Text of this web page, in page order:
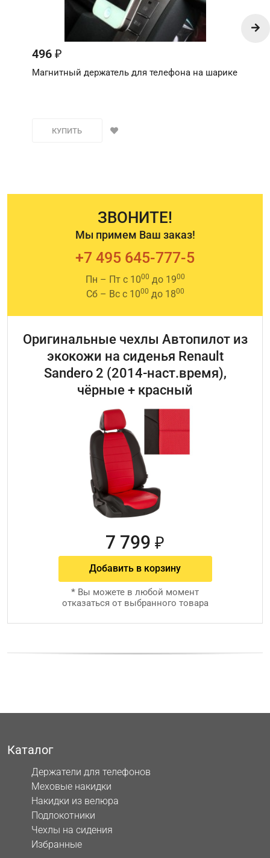
496 ₽
Магнитный держатель для телефона на шарике
КУПИТЬ
ЗВОНИТЕ!
Мы примем Ваш заказ!
+7 495 645-777-5
Пн – Пт с 1000 до 1900
Сб – Вс с 1000 до 1800
Оригинальные чехлы Автопилот из
экокожи на сиденья Renault
Sandero 2 (2014-наст.время),
чёрные + красный
7 799 ₽
Добавить в корзину
* Вы можете в любой момент
отказаться от выбранного товара
Каталог
Держатели для телефонов
Меховые накидки
Накидки из велюра
Подлокотники
Чехлы на сидения
Избранные